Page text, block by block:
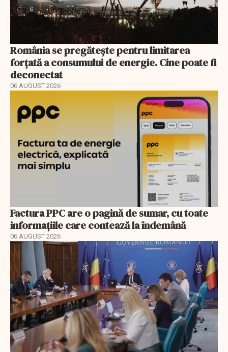
România se pregătește pentru limitarea
forțată a consumului de energie. Cine poate fi
deconectat
06 AUGUST 2026
Factura PPC are o pagină de sumar, cu toate
informațiile care contează la îndemână
06 AUGUST 2026